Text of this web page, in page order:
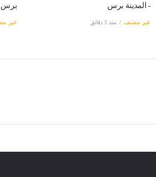
- المدينة برس
غير مصنف منذ 5 دقائق
برس
غير